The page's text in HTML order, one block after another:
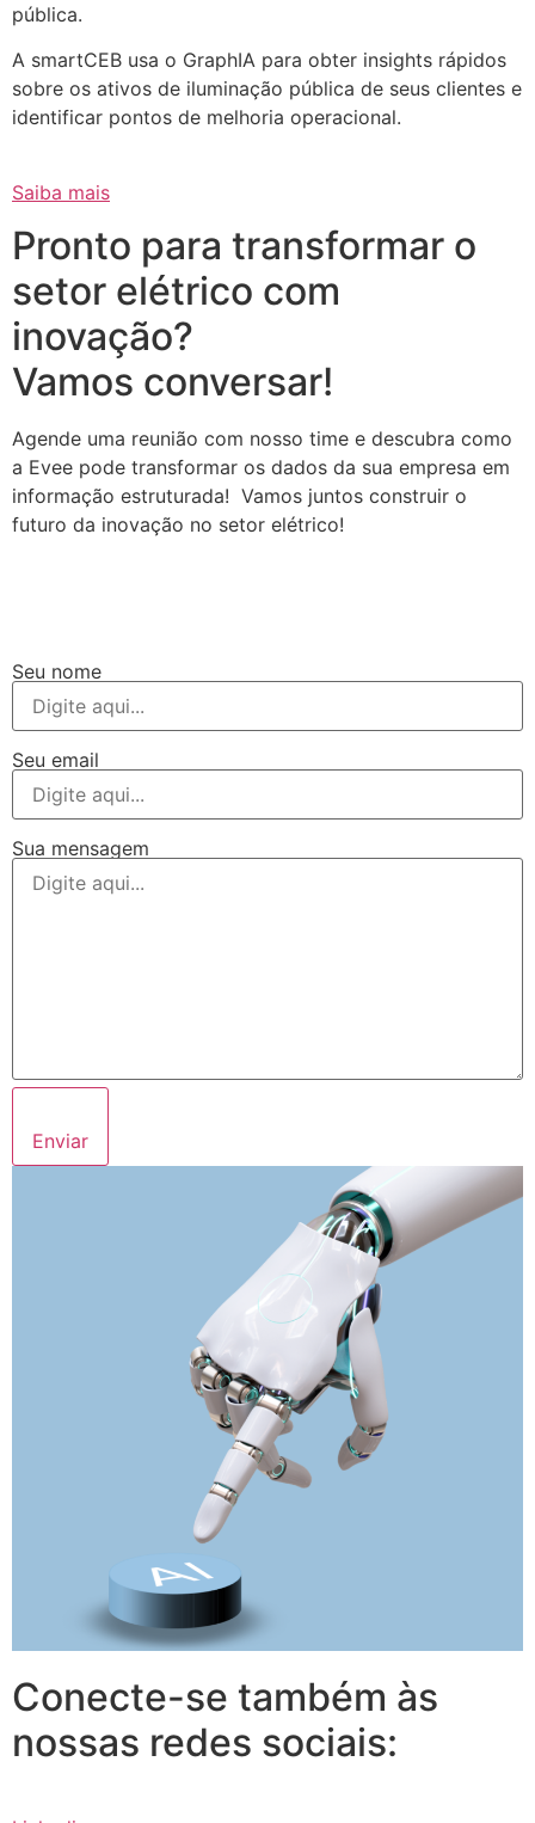
pública.
A smartCEB usa o GraphIA para obter insights rápidos
sobre os ativos de iluminação pública de seus clientes e
identificar pontos de melhoria operacional.
Saiba mais
Pronto para transformar o
setor elétrico com
inovação?
Vamos conversar!
Agende uma reunião com nosso time e descubra como
a Evee pode transformar os dados da sua empresa em
informação estruturada! Vamos juntos construir o
futuro da inovação no setor elétrico!
Seu nome
Seu email
Sua mensagem
Enviar
Conecte-se também às
nossas redes sociais: